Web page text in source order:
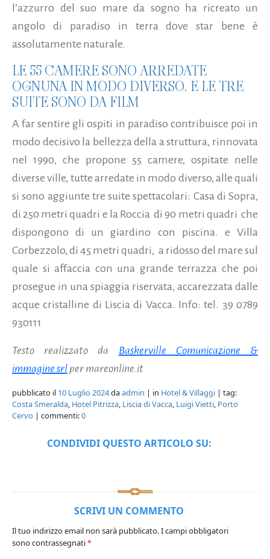
l’azzurro del suo mare da sogno ha ricreato un
angolo di paradiso in terra dove star bene è
assolutamente naturale.
LE 55 CAMERE SONO ARREDATE
OGNUNA IN MODO DIVERSO. E LE TRE
SUITE SONO DA FILM
A far sentire gli ospiti in paradiso contribuisce poi in
modo decisivo la bellezza della a struttura, rinnovata
nel 1990, che propone 55 camere, ospitate nelle
diverse ville, tutte arredate in modo diverso, alle quali
si sono aggiunte tre suite spettacolari: Casa di Sopra,
di 250 metri quadri e la Roccia di 90 metri quadri che
dispongono di un giardino con piscina. e Villa
Corbezzolo, di 45 metri quadri, a ridosso del mare sul
quale si affaccia con una grande terrazza che poi
prosegue in una spiaggia riservata, accarezzata dalle
acque cristalline di Liscia di Vacca. Info: tel. 39 0789
930111
Testo realizzato da Baskerville Comunicazione &
immagine srl per mareonline.it
pubblicato il 10 Luglio 2024daadmin | in Hotel & Villaggi | tag:
Costa Smeralda, Hotel Pitrizza, Liscia di Vacca, Luigi Vietti, Porto
Cervo | commenti:0
CONDIVIDI QUESTO ARTICOLO SU:
SCRIVI UN COMMENTO
Il tuo indirizzo email non sarà pubblicato.I campi obbligatori
sono contrassegnati*